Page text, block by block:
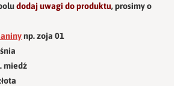
dodaj uwagi do produktu,prosimy o
np. zoja 01
miedź